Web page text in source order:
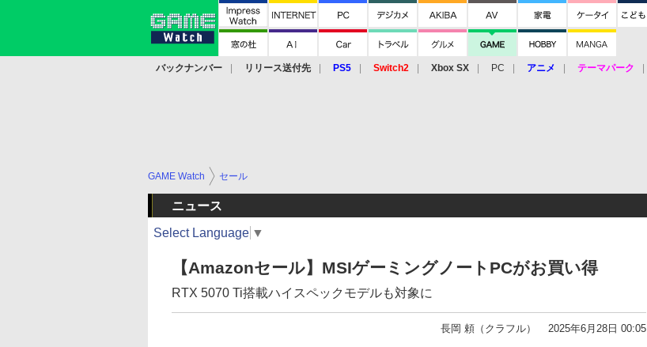
バックナンバー リリース送付先 PS5 Switch2 Xbox SX PC アニメ テーマパーク
GAME Watch セール
ニュース
Select Language ▼
【Amazonセール】MSIゲーミングノートPCがお買い得
RTX 5070 Ti搭載ハイスペックモデルも対象に
長岡 頼（クラフル） 2025年6月28日 00:05